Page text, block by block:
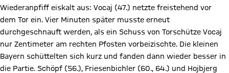
Wiederanpfiff eiskalt aus: Vocaj (47.) netzte freistehend vor
dem Tor ein. Vier Minuten später musste erneut
durchgeschnauft werden, als ein Schuss von Torschütze Vocaj
nur Zentimeter am rechten Pfosten vorbeizischte. Die kleinen
Bayern schüttelten sich kurz und fanden dann wieder besser in
die Partie. Schöpf (56.), Friesenbichler (60., 64.) und Hojbjerg